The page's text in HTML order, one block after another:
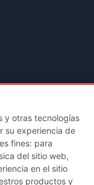
y otras tecnologías
su experiencia de
fines: para
del sitio web,
en el sitio
productos y